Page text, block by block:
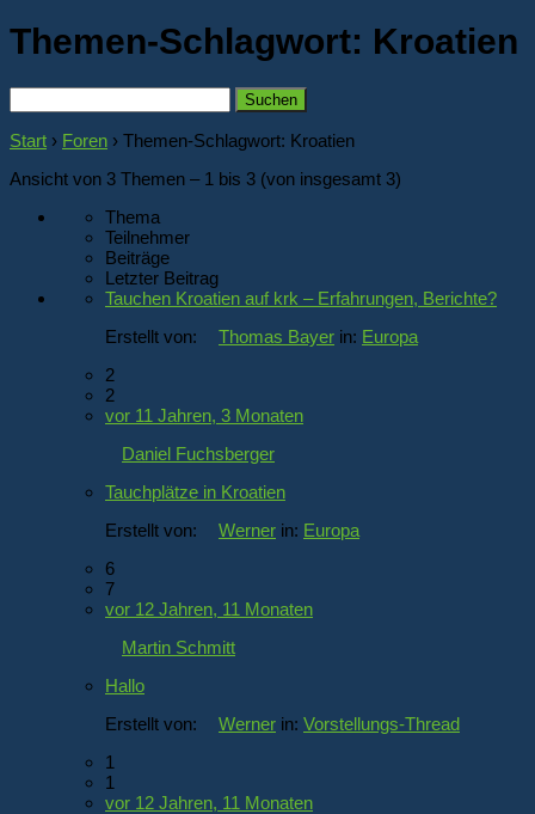
Themen-Schlagwort: Kroatien
nach:
Start › Foren › Themen-Schlagwort: Kroatien
Ansicht von 3 Themen – 1 bis 3 (von insgesamt 3)
Thema
Teilnehmer
Beiträge
Letzter Beitrag
Tauchen Kroatien auf krk – Erfahrungen, Berichte?
Erstellt von:
Thomas Bayer in: Europa
2
2
vor 11 Jahren, 3 Monaten
Daniel Fuchsberger
Tauchplätze in Kroatien
Erstellt von:
Werner in: Europa
6
7
vor 12 Jahren, 11 Monaten
Martin Schmitt
Hallo
Erstellt von:
Werner in: Vorstellungs-Thread
1
1
vor 12 Jahren, 11 Monaten